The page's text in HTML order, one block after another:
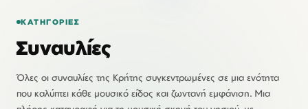
ΚΑΤΗΓΟΡΊΕΣ
Συναυλίες
Όλες οι συναυλίες της Κρήτης συγκεντρωμένες σε μια ενότητα
που καλύπτει κάθε μουσικό είδος και ζωντανή εμφάνιση. Μια